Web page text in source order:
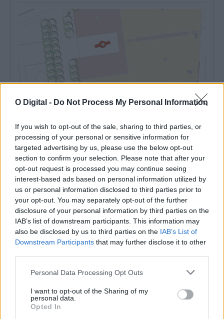
O Digital - Do Not Process My Personal Information
If you wish to opt-out of the sale, sharing to third parties, or
processing of your personal or sensitive information for
targeted advertising by us, please use the below opt-out
section to confirm your selection. Please note that after your
opt-out request is processed you may continue seeing
interest-based ads based on personal information utilized by
us or personal information disclosed to third parties prior to
your opt-out. You may separately opt-out of the further
disclosure of your personal information by third parties on the
IAB’s list of downstream participants. This information may
also be disclosed by us to third parties on the IAB’s List of
Downstream Participants that may further disclose it to other
Personal Data Processing Opt Outs
I want to opt-out of the Sharing of my
personal data.
Opted In
Municipio de Évora lança concurso de 3,2M€ para a 2ª fase da
requalificação do Rossio de São Brás
O Município de Évora lançou um concurso público para a
empreitada da Fase 02-A...
10 Agosto, 2026 - 10:07